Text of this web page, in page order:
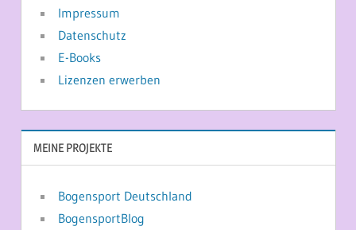
Impressum
Datenschutz
E-Books
Lizenzen erwerben
MEINE PROJEKTE
Bogensport Deutschland
BogensportBlog